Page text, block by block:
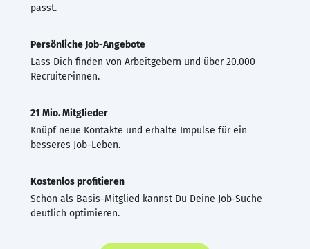
passt.
Persönliche Job-Angebote
Lass Dich finden von Arbeitgebern und über 20.000
Recruiter·innen.
21 Mio. Mitglieder
Knüpf neue Kontakte und erhalte Impulse für ein
besseres Job-Leben.
Kostenlos profitieren
Schon als Basis-Mitglied kannst Du Deine Job-Suche
deutlich optimieren.